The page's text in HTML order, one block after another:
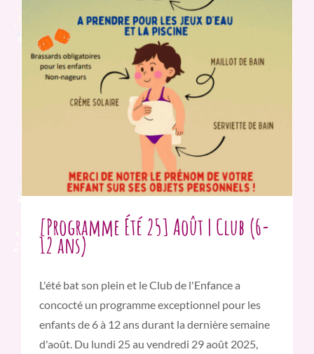
[Programme Été 25] Août | Club (6-
12 ans)
L'été bat son plein et le Club de l'Enfance a
concocté un programme exceptionnel pour les
enfants de 6 à 12 ans durant la dernière semaine
d'août. Du lundi 25 au vendredi 29 août 2025,